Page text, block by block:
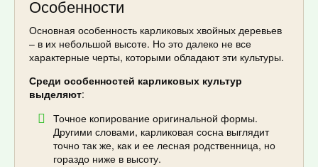
Особенности
Основная особенность карликовых хвойных деревьев
– в их небольшой высоте. Но это далеко не все
характерные черты, которыми обладают эти культуры.
Среди особенностей карликовых культур
выделяют:
Точное копирование оригинальной формы.
Другими словами, карликовая сосна выглядит
точно так же, как и ее лесная родственница, но
гораздо ниже в высоту.